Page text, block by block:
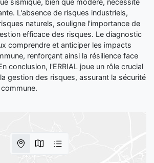
sismique, bien que modéré, nécessite
L'absence de risques industriels,
naturels, souligne l'importance de
efficace des risques. Le diagnostic
comprendre et anticiper les impacts
renforçant ainsi la résilience face
conclusion, l'ERRIAL joue un rôle crucial
gestion des risques, assurant la sécurité